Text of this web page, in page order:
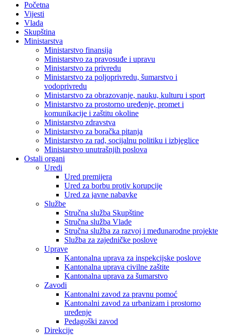
Početna
Vijesti
Vlada
Skupština
Ministarstva
Ministarstvo finansija
Ministarstvo za pravosuđe i upravu
Ministarstvo za privredu
Ministarstvo za poljoprivredu, šumarstvo i
vodoprivredu
Ministarstvo za obrazovanje, nauku, kulturu i sport
Ministarstvo za prostorno uređenje, promet i
komunikacije i zaštitu okoline
Ministarstvo zdravstva
Ministarstvo za boračka pitanja
Ministarstvo za rad, socijalnu politiku i izbjeglice
Ministarstvo unutrašnjih poslova
Ostali organi
Uredi
Ured premijera
Ured za borbu protiv korupcije
Ured za javne nabavke
Službe
Stručna služba Skupštine
Stručna služba Vlade
Stručna služba za razvoj i međunarodne projekte
Služba za zajedničke poslove
Uprave
Kantonalna uprava za inspekcijske poslove
Kantonalna uprava civilne zaštite
Kantonalna uprava za šumarstvo
Zavodi
Kantonalni zavod za pravnu pomoć
Kantonalni zavod za urbanizam i prostorno
uređenje
Pedagoški zavod
Direkcije